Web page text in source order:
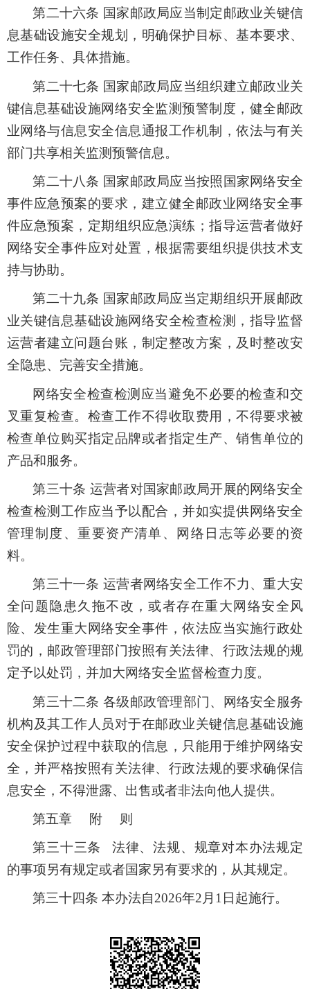
第二十六条 国家邮政局应当制定邮政业关键信
息基础设施安全规划，明确保护目标、基本要求、
工作任务、具体措施。
第二十七条 国家邮政局应当组织建立邮政业关
键信息基础设施网络安全监测预警制度，健全邮政
业网络与信息安全信息通报工作机制，依法与有关
部门共享相关监测预警信息。
第二十八条 国家邮政局应当按照国家网络安全
事件应急预案的要求，建立健全邮政业网络安全事
件应急预案，定期组织应急演练；指导运营者做好
网络安全事件应对处置，根据需要组织提供技术支
持与协助。
第二十九条 国家邮政局应当定期组织开展邮政
业关键信息基础设施网络安全检查检测，指导监督
运营者建立问题台账，制定整改方案，及时整改安
全隐患、完善安全措施。
网络安全检查检测应当避免不必要的检查和交
叉重复检查。检查工作不得收取费用，不得要求被
检查单位购买指定品牌或者指定生产、销售单位的
产品和服务。
第三十条 运营者对国家邮政局开展的网络安全
检查检测工作应当予以配合，并如实提供网络安全
管理制度、重要资产清单、网络日志等必要的资
料。
第三十一条 运营者网络安全工作不力、重大安
全问题隐患久拖不改，或者存在重大网络安全风
险、发生重大网络安全事件，依法应当实施行政处
罚的，邮政管理部门按照有关法律、行政法规的规
定予以处罚，并加大网络安全监督检查力度。
第三十二条 各级邮政管理部门、网络安全服务
机构及其工作人员对于在邮政业关键信息基础设施
安全保护过程中获取的信息，只能用于维护网络安
全，并严格按照有关法律、行政法规的要求确保信
息安全，不得泄露、出售或者非法向他人提供。
第五章 附 则
第三十三条 法律、法规、规章对本办法规定
的事项另有规定或者国家另有要求的，从其规定。
第三十四条 本办法自2026年2月1日起施行。